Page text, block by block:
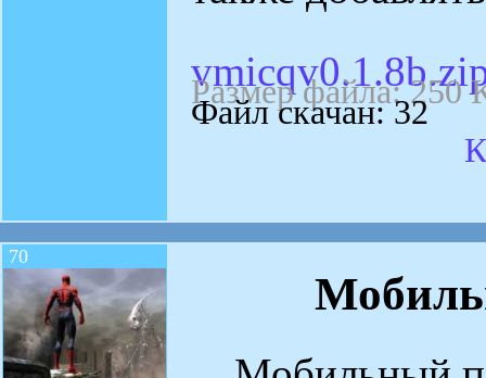
Размер файла: 250
Файл скачан: 32
70